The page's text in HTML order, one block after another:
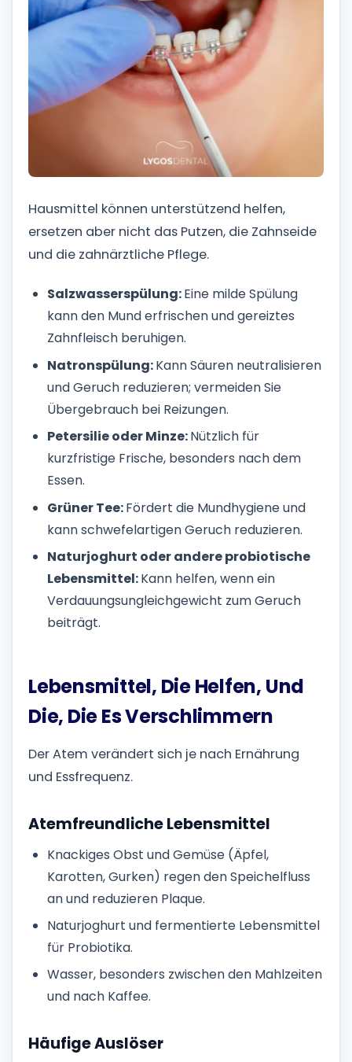
Hausmittel können unterstützend helfen,
ersetzen aber nicht das Putzen, die Zahnseide
und die zahnärztliche Pflege.
Salzwasserspülung:Eine milde Spülung
kann den Mund erfrischen und gereiztes
Zahnfleisch beruhigen.
Natronspülung:Kann Säuren neutralisieren
und Geruch reduzieren; vermeiden Sie
Übergebrauch bei Reizungen.
Petersilie oder Minze:Nützlich für
kurzfristige Frische, besonders nach dem
Essen.
Grüner Tee:Fördert die Mundhygiene und
kann schwefelartigen Geruch reduzieren.
Naturjoghurt oder andere probiotische
Lebensmittel:Kann helfen, wenn ein
Verdauungsungleichgewicht zum Geruch
beiträgt.
Lebensmittel, Die Helfen, Und
Die, Die Es Verschlimmern
Der Atem verändert sich je nach Ernährung
und Essfrequenz.
Atemfreundliche Lebensmittel
Knackiges Obst und Gemüse (Äpfel,
Karotten, Gurken) regen den Speichelfluss
an und reduzieren Plaque.
Naturjoghurt und fermentierte Lebensmittel
für Probiotika.
Wasser, besonders zwischen den Mahlzeiten
und nach Kaffee.
Häufige Auslöser